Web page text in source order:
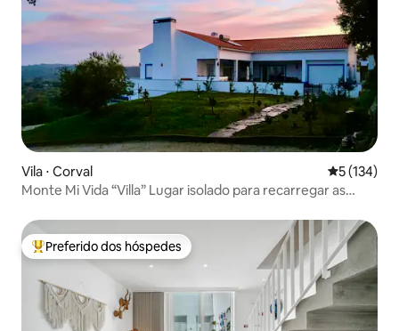
Vila ⋅ Corval 5 de uma
5 (134)
Monte Mi Vida “Villa” Lugar isolado para recarregar as
Entre os melhores preferidos dos hóspedes
Preferido dos hóspedes